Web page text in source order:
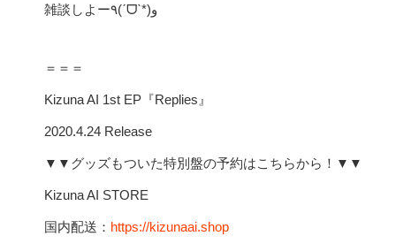
雑談しよー٩(ˊᗜˋ*)و
＝＝＝
Kizuna AI 1st EP『Replies』
2020.4.24 Release
▼▼グッズもついた特別盤の予約はこちらから！▼▼
Kizuna AI STORE
国内配送： https://kizunaai.shop